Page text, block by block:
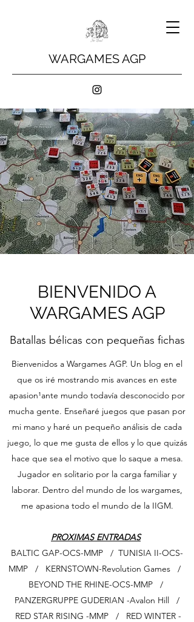
WARGAMES AGP
BIENVENIDO A
WARGAMES AGP
Batallas bélicas con pequeñas fichas
Bienvenidos a Wargames AGP. Un blog en el
que os iré mostrando mis avances en este
apasion¹ante mundo todavía desconocido por
mucha gente. Enseñaré juegos que pasan por
mi mano y haré un pequeño análisis de cada
juego, lo que me gusta de ellos y lo que quizás
hace que sea el motivo que lo saque a mesa.
Jugador en solitario por la carga familiar y
laborar. Dentro del mundo de los wargames,
me apasiona todo el mundo de la IIGM.
PROXIMAS ENTRADAS
BALTIC GAP-OCS-MMP / TUNISIA II-OCS-
MMP / KERNSTOWN-Revolution Games /
BEYOND THE RHINE-OCS-MMP /
PANZERGRUPPE GUDERIAN -Avalon Hill /
RED STAR RISING -MMP / RED WINTER -